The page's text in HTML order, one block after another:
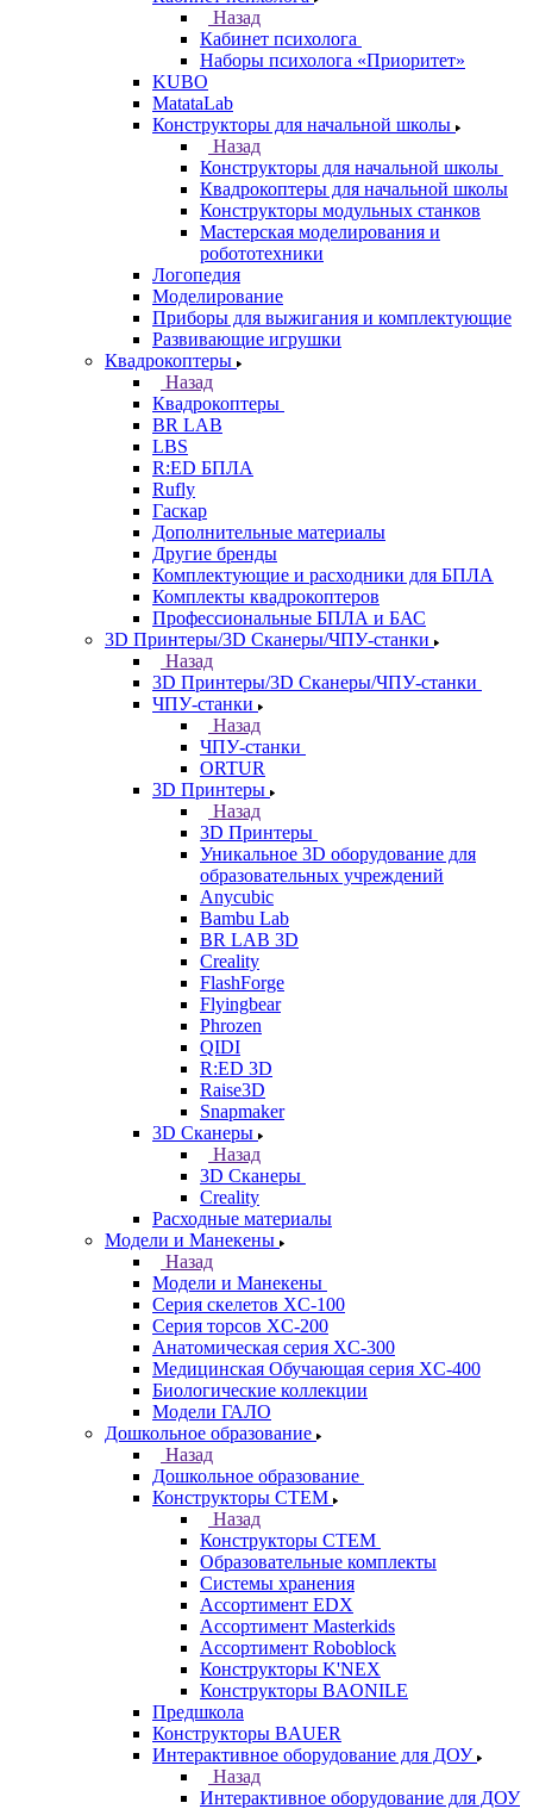
Назад
Кабинет психолога
Наборы психолога «Приоритет»
KUBO
MatataLab
Конструкторы для начальной школы
Назад
Конструкторы для начальной школы
Квадрокоптеры для начальной школы
Конструкторы модульных станков
Мастерская моделирования и
робототехники
Логопедия
Моделирование
Приборы для выжигания и комплектующие
Развивающие игрушки
Квадрокоптеры
Назад
Квадрокоптеры
BR LAB
LBS
R:ED БПЛА
Rufly
Гаскар
Дополнительные материалы
Другие бренды
Комплектующие и расходники для БПЛА
Комплекты квадрокоптеров
Профессиональные БПЛА и БАС
3D Принтеры/3D Сканеры/ЧПУ-станки
Назад
3D Принтеры/3D Сканеры/ЧПУ-станки
ЧПУ-станки
Назад
ЧПУ-станки
ORTUR
3D Принтеры
Назад
3D Принтеры
Уникальное 3D оборудование для
образовательных учреждений
Anycubic
Bambu Lab
BR LAB 3D
Creality
FlashForge
Flyingbear
Phrozen
QIDI
R:ED 3D
Raise3D
Snapmaker
3D Сканеры
Назад
3D Сканеры
Creality
Расходные материалы
Модели и Манекены
Назад
Модели и Манекены
Серия скелетов XC-100
Серия торсов XC-200
Анатомическая серия XC-300
Медицинская Обучающая серия XC-400
Биологические коллекции
Модели ГАЛО
Дошкольное образование
Назад
Дошкольное образование
Конструкторы СТЕМ
Назад
Конструкторы СТЕМ
Образовательные комплекты
Системы хранения
Ассортимент EDX
Ассортимент Masterkids
Ассортимент Roboblock
Конструкторы K'NEX
Конструкторы BAONILE
Предшкола
Конструкторы BAUER
Интерактивное оборудование для ДОУ
Назад
Интерактивное оборудование для ДОУ